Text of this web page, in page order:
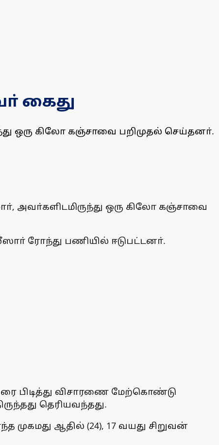
கைது
ஒரு கிலோ கஞ்சாவை பறிமுதல் செய்தனா்.
அவா்களிடமிருந்து ஒரு கிலோ கஞ்சாவை
ரோந்து பணியில் ஈடுபட்டனா்.
பிடித்து விசாரணை மேற்கொண்டு
தெரியவந்தது.
ஆதில் (24), 17 வயது சிறுவன்